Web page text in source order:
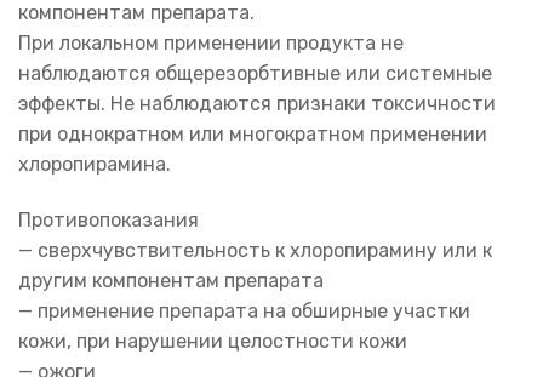
компонентам препарата.
При локальном применении продукта не
наблюдаются общерезорбтивные или системные
эффекты. Не наблюдаются признаки токсичности
при однократном или многократном применении
хлоропирамина.
Противопоказания
— сверхчувствительность к хлоропирамину или к
другим компонентам препарата
— применение препарата на обширные участки
кожи, при нарушении целостности кожи
— ожоги